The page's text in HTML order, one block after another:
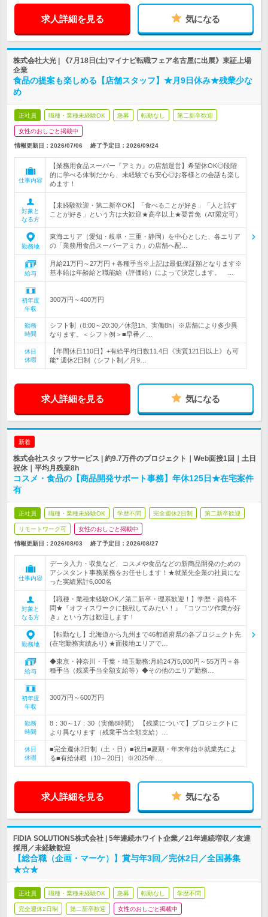
求人詳細を見る 気になる
株式会社大光 | 《7月18日(土)マイナビ転職フェア名古屋に出展》東証上場
企業
食品の提案も楽しめる【店舗スタッフ】★月9日休み★残業少な
め
正社員 職種・業種未経験OK 急募 転勤なし 第二新卒歓迎
女性のおしごと掲載中
情報更新日：2026/07/06 終了予定日： 2026/09/24
仕事内容
【業務用食品スーパー『アミカ』の店舗運営】希望休OK◎段階
的に学べる体制だから、未経験でも安心◎お客様との会話も楽し
めます！
対象と
なる方
【未経験歓迎・第二新卒OK】「食べることが好き」「人と話す
ことが好き」という方は大歓迎★高卒以上★要普免（AT限定可）
勤務地
東海エリア（愛知・岐阜・三重・静岡）を中心とした、各エリア
の「業務用食品スーパーアミカ」の店舗へ配…
給与
月給21万円～27万円＋各種手当※上記は最低保証額となります※
基本給は年齢給と職能給（評価給）によって決定します。 …
初年度
年収
300万円～400万円
勤務
時間
シフト制（8:00～20:30／休憩1h、実働8h）※店舗により多少異
なります。＜シフト例＞■早番／…
休日
休暇
【年間休日110日】+有給平均日数11.4日《実質121日以上》も可
能* 週休2日制（シフト制／月9…
求人詳細を見る 気になる
新着
株式会社スタッフサービス | 約9.7万件のプロジェクト｜Web面接1回｜土日
祝休｜平均月残業8h
コスメ・食品の【商品開発サポート事務】年休125日★在宅案件
有
正社員 職種・業種未経験OK 学歴不問 完全週休2日制 第二新卒歓迎
リモートワーク可 女性のおしごと掲載中
情報更新日：2026/08/03 終了予定日： 2026/08/27
仕事内容
データ入力・収集など、コスメや食品などの新商品開発のための
アシスタント事務業務をお任せします！★就業先企業の社員にな
った実績累計6,000名
対象と
なる方
【職種・業種未経験OK／第二新卒・理系歓迎！】学歴・資格不
問★『オフィスワークに挑戦してみたい！』『コツコツ作業が好
き』という方は歓迎します！
勤務地
【転勤なし】北海道から九州まで46都道府県の各プロジェクト先
(在宅勤務実績あり) ★面接地エリアで…
給与
◆東京・神奈川・千葉・埼玉勤務:月給24万5,000円～55万円＋各
種手当（残業手当全額支給等）◆その他のエリア勤務…
初年度
年収
300万円～600万円
勤務
時間
8：30～17：30（実働8時間） 【残業について】プロジェクトに
より異なります（残業手当全額支給）…
休日
休暇
■完全週休2日制（土・日）■祝日■夏期・年末年始※就業先によ
る■有給休暇（10～20日）※2025年…
求人詳細を見る 気になる
FIDIA SOLUTIONS株式会社 | 5年連続ホワイト企業／21年連続増収／友達
採用／未経験歓迎
【総合職（企画・マーケ）】賞与年3回／完休2日／全国募集
★☆★
正社員 職種・業種未経験OK 急募 転勤なし 学歴不問
完全週休2日制 第二新卒歓迎 女性のおしごと掲載中